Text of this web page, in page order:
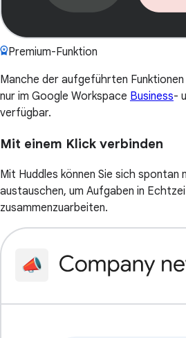
Premium-Funktion
Manche der aufgeführten
nur im Google Workspace Business-
verfügbar.
Mit einem Klick verbinden
Mit Huddles können Sie sich spontan
austauschen, um Aufgaben in
zusammenzuarbeiten.